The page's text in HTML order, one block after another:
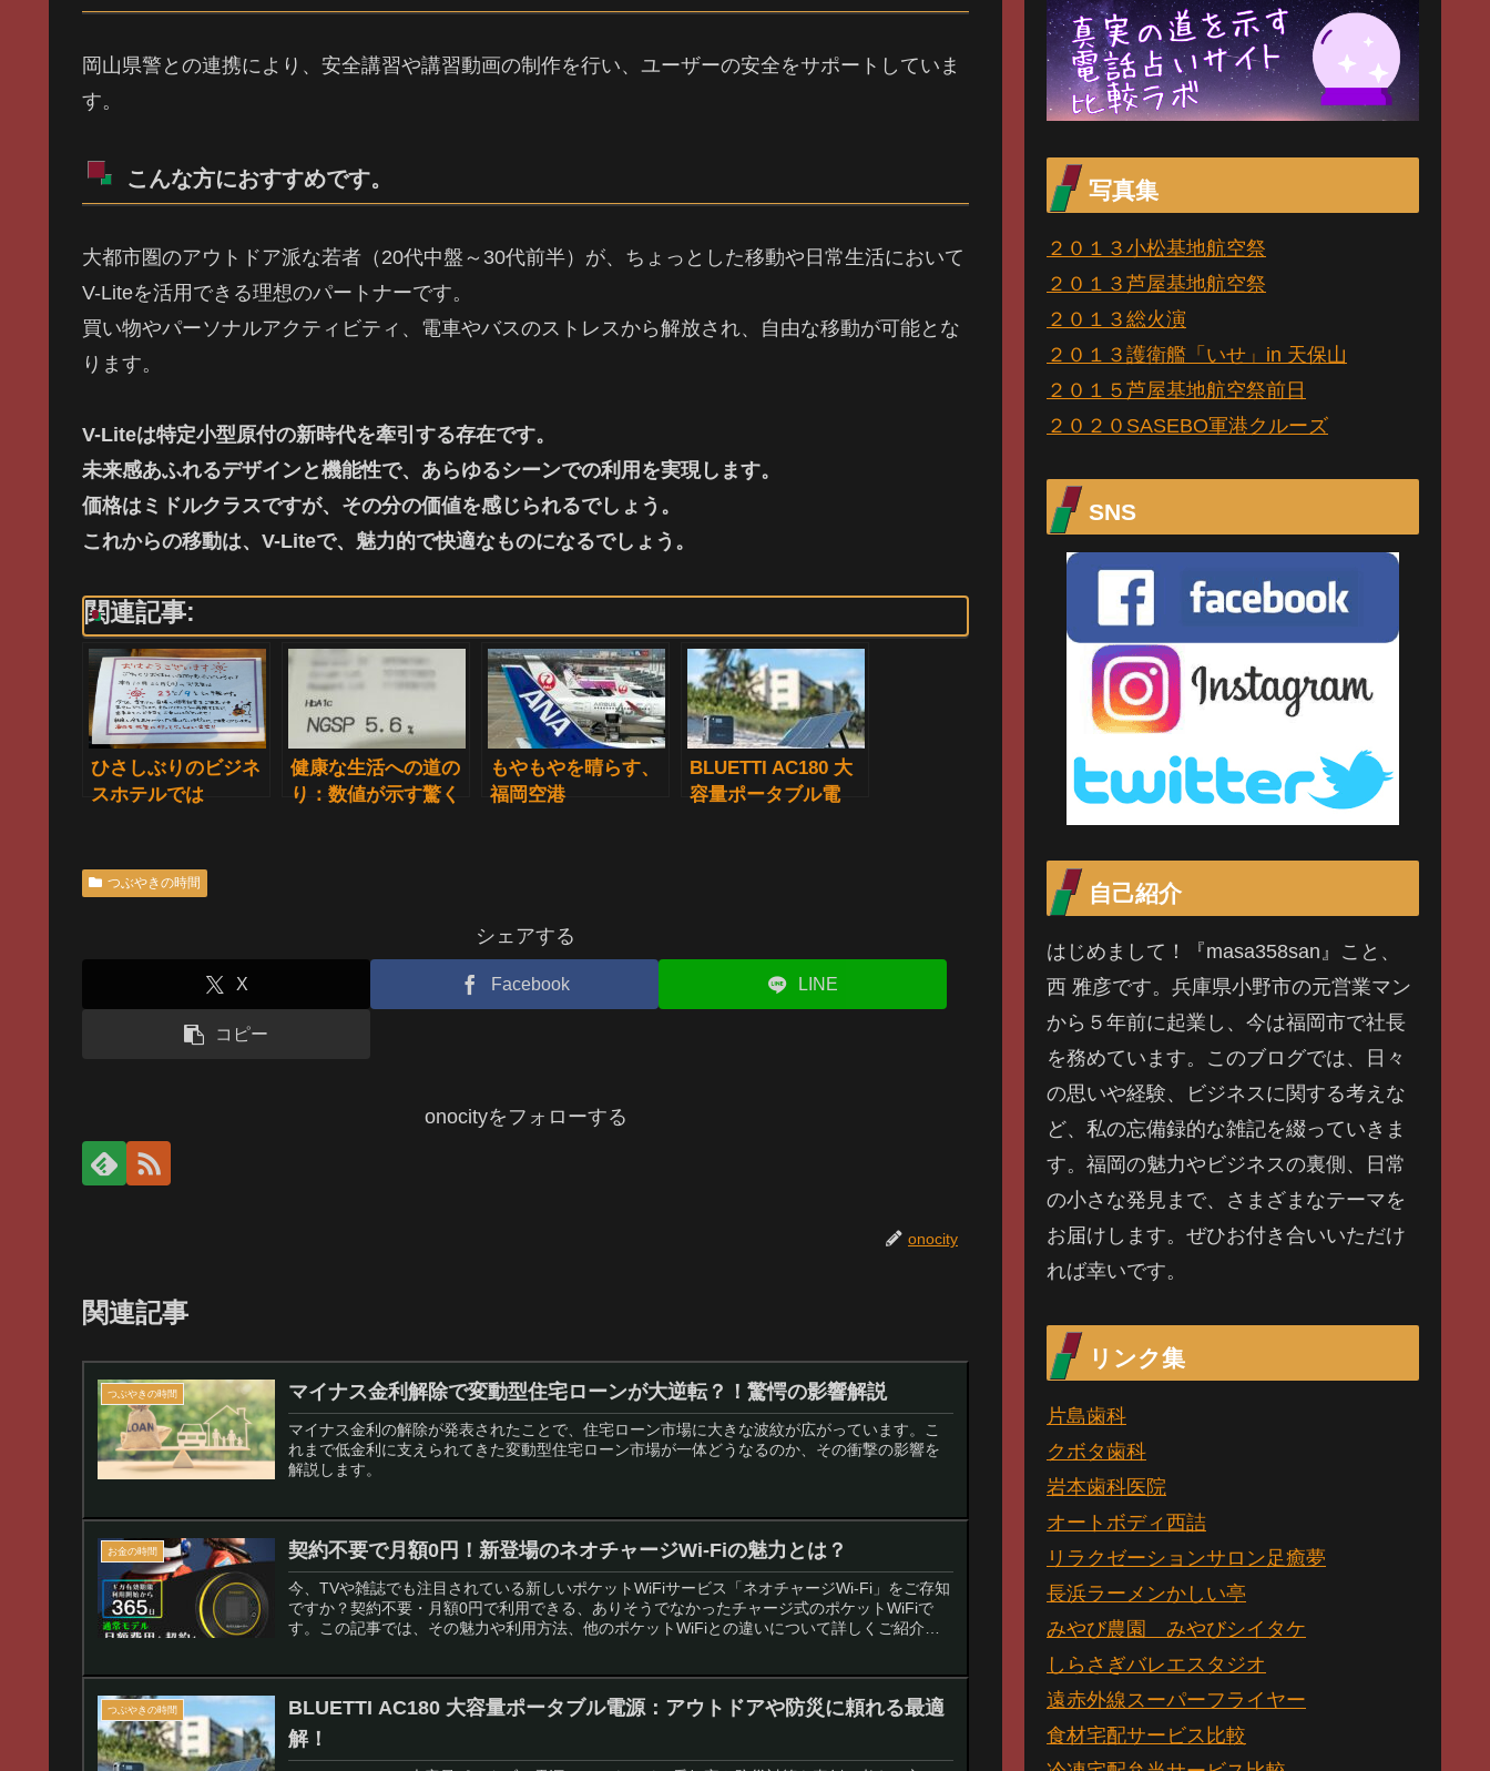
岡山県警との連携により、安全講習や講習動画の制作を行い、ユーザーの安全をサポートしていま
す。
こんな方におすすめです。
大都市圏のアウトドア派な若者（20代中盤～30代前半）が、ちょっとした移動や日常生活において
V-Liteを活用できる理想のパートナーです。
買い物やパーソナルアクティビティ、電車やバスのストレスから解放され、自由な移動が可能とな
ります。
V-Liteは特定小型原付の新時代を牽引する存在です。
未来感あふれるデザインと機能性で、あらゆるシーンでの利用を実現します。
価格はミドルクラスですが、その分の価値を感じられるでしょう。
これからの移動は、V-Liteで、魅力的で快適なものになるでしょう。
関連記事:
ひさしぶりのビジネ
スホテルでは
健康な生活への道の
り：数値が示す驚く
もやもやを晴らす、
福岡空港
BLUETTI AC180 大
容量ポータブル電
つぶやきの時間
シェアする
X Facebook LINE
コピー
onocityをフォローする
onocity
関連記事
つぶやきの時間 マイナス金利解除で変動型住宅ローンが大逆転？！驚愕の影響解説
マイナス金利の解除が発表されたことで、住宅ローン市場に大きな波紋が広がっています。こ
れまで低金利に支えられてきた変動型住宅ローン市場が一体どうなるのか、その衝撃の影響を
解説します。
お金の時間 契約不要で月額0円！新登場のネオチャージWi-Fiの魅力とは？
今、TVや雑誌でも注目されている新しいポケットWiFiサービス「ネオチャージWi-Fi」をご存知
ですか？契約不要・月額0円で利用できる、ありそうでなかったチャージ式のポケットWiFiで
す。この記事では、その魅力や利用方法、他のポケットWiFiとの違いについて詳しくご紹介し
つぶやきの時間
BLUETTI AC180 大容量ポータブル電源：アウトドアや防災に頼れる最適
解！
写真集
２０１３小松基地航空祭
２０１３芦屋基地航空祭
２０１３総火演
２０１３護衛艦「いせ」in 天保山
２０１５芦屋基地航空祭前日
２０２０SASEBO軍港クルーズ
SNS
自己紹介
はじめまして！『masa358san』こと、
西 雅彦です。兵庫県小野市の元営業マン
から５年前に起業し、今は福岡市で社長
を務めています。このブログでは、日々
の思いや経験、ビジネスに関する考えな
ど、私の忘備録的な雑記を綴っていきま
す。福岡の魅力やビジネスの裏側、日常
の小さな発見まで、さまざまなテーマを
お届けします。ぜひお付き合いいただけ
れば幸いです。
リンク集
片島歯科
クボタ歯科
岩本歯科医院
オートボディ西詰
リラクゼーションサロン足癒夢
長浜ラーメンかしい亭
みやび農園 みやびシイタケ
しらさぎバレエスタジオ
遠赤外線スーパーフライヤー
食材宅配サービス比較